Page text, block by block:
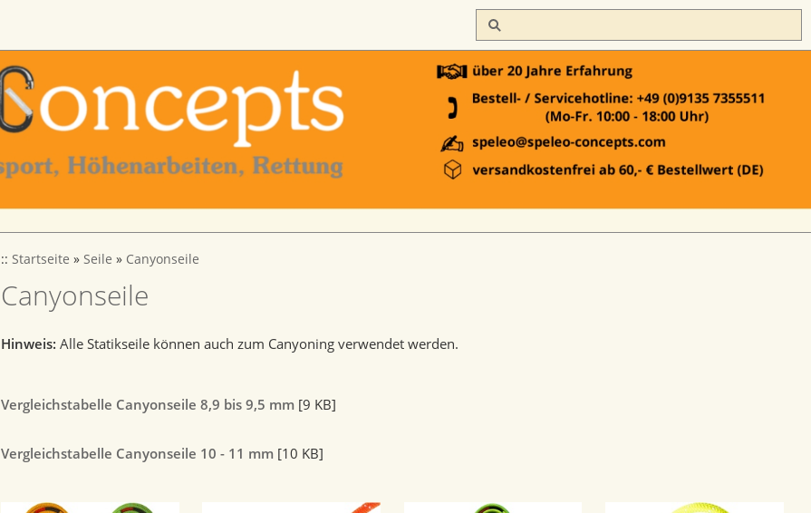
:: Startseite » Seile » Canyonseile
Canyonseile
Hinweis: Alle Statikseile können auch zum Canyoning verwendet werden.
Vergleichstabelle Canyonseile 8,9 bis 9,5 mm [9 KB]
Vergleichstabelle Canyonseile 10 - 11 mm [10 KB]